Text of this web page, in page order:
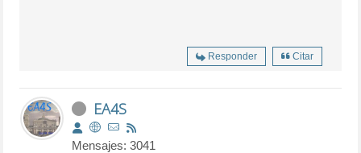
Responder Citar
EA4S
Mensajes: 3041